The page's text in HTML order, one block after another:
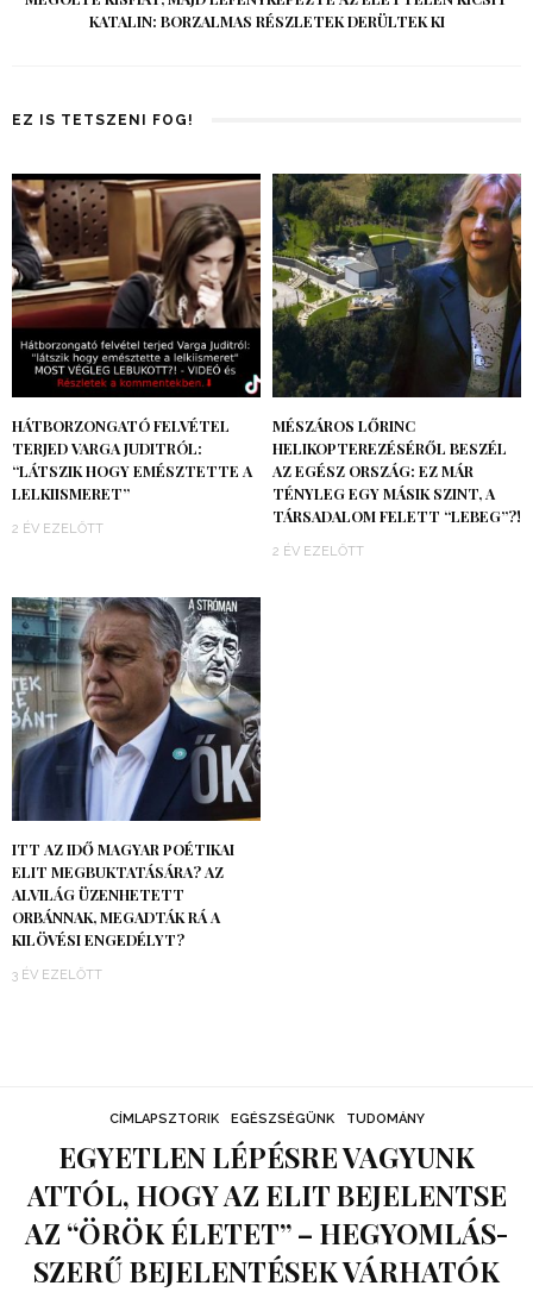
KATALIN: BORZALMAS RÉSZLETEK DERÜLTEK KI
EZ IS TETSZENI FOG!
HÁTBORZONGATÓ FELVÉTEL
TERJED VARGA JUDITRÓL:
“LÁTSZIK HOGY EMÉSZTETTE A
LELKIISMERET”
2 ÉV EZELŐTT
MÉSZÁROS LŐRINC
HELIKOPTEREZÉSÉRŐL BESZÉL
AZ EGÉSZ ORSZÁG: EZ MÁR
TÉNYLEG EGY MÁSIK SZINT, A
TÁRSADALOM FELETT “LEBEG”?!
2 ÉV EZELŐTT
ITT AZ IDŐ MAGYAR POÉTIKAI
ELIT MEGBUKTATÁSÁRA? AZ
ALVILÁG ÜZENHETETT
ORBÁNNAK, MEGADTÁK RÁ A
KILÖVÉSI ENGEDÉLYT?
3 ÉV EZELŐTT
CÍMLAPSZTORIK EGÉSZSÉGÜNK TUDOMÁNY
EGYETLEN LÉPÉSRE VAGYUNK
ATTÓL, HOGY AZ ELIT BEJELENTSE
AZ “ÖRÖK ÉLETET” – HEGYOMLÁS-
SZERŰ BEJELENTÉSEK VÁRHATÓK